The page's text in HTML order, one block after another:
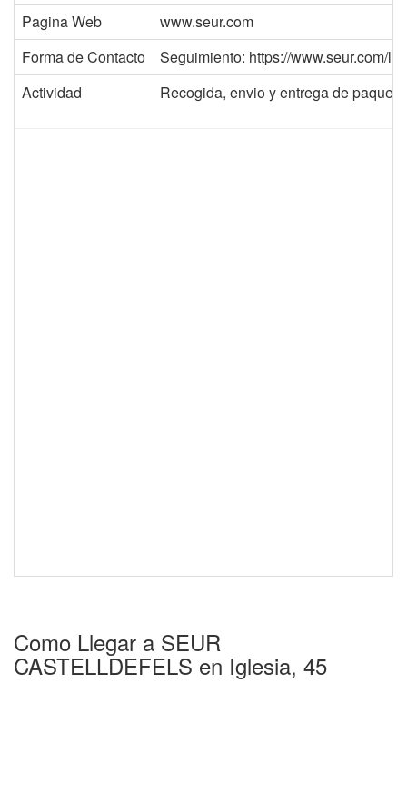
Pagina Web
www.seur.com
Forma de Contacto
Seguimiento: https://www.seur.com/
Actividad
Recogida, envio y entrega de
Como Llegar a SEUR
CASTELLDEFELS en Iglesia, 45